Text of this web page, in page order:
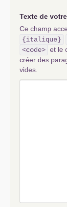
Texte de
Ce champ
{italique}
<code> et le
créer des
vides.